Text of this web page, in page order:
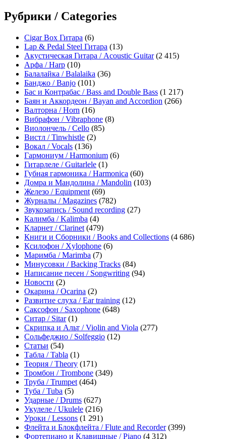
Рубрики / Categories
Cigar Box Гитара (6)
Lap & Pedal Steel Гитара (13)
Акустическая Гитара / Acoustic Guitar(2 415)
Арфа / Harp (10)
Балалайка / Balalaika (36)
Банджо / Banjo (101)
Бас и Контрабас / Bass and Double Bass (1 217)
Баян и Аккордеон / Bayan and Accordion (266)
Валторна / Horn (16)
Вибрафон / Vibraphone (8)
Виолончель / Cello (85)
Вистл / Tinwhistle (2)
Вокал / Vocals (136)
Гармониум / Harmonium (6)
Гитарлеле / Guitarlele (1)
Губная гармоника / Harmonica (60)
Домра и Мандолина / Mandolin (103)
Железо / Equipment (69)
Журналы / Magazines (782)
Звукозапись / Sound recording (27)
Калимба / Kalimba (4)
Кларнет / Clarinet (479)
Книги и Сборники / Books and Collections (4 686)
Ксилофон / Xylophone (6)
Маримба / Marimba (7)
Минусовки / Backing Tracks (84)
Написание песен / Songwriting (94)
Новости (2)
Окарина / Ocarina (2)
Развитие слуха / Ear training (12)
Саксофон / Saxophone (648)
Ситар / Sitar(1)
Скрипка и Альт / Violin and Viola (277)
Сольфеджио / Solfeggio (12)
Статьи (54)
Табла / Tabla (1)
Теория / Theory (171)
Тромбон / Trombone (349)
Труба / Trumpet (464)
Туба / Tuba (5)
Ударные / Drums (627)
Укулеле / Ukulele (216)
Уроки / Lessons (1 291)
Флейта и Блокфлейта / Flute and Recorder(399)
Фортепиано и Клавишные / Piano (4 312)